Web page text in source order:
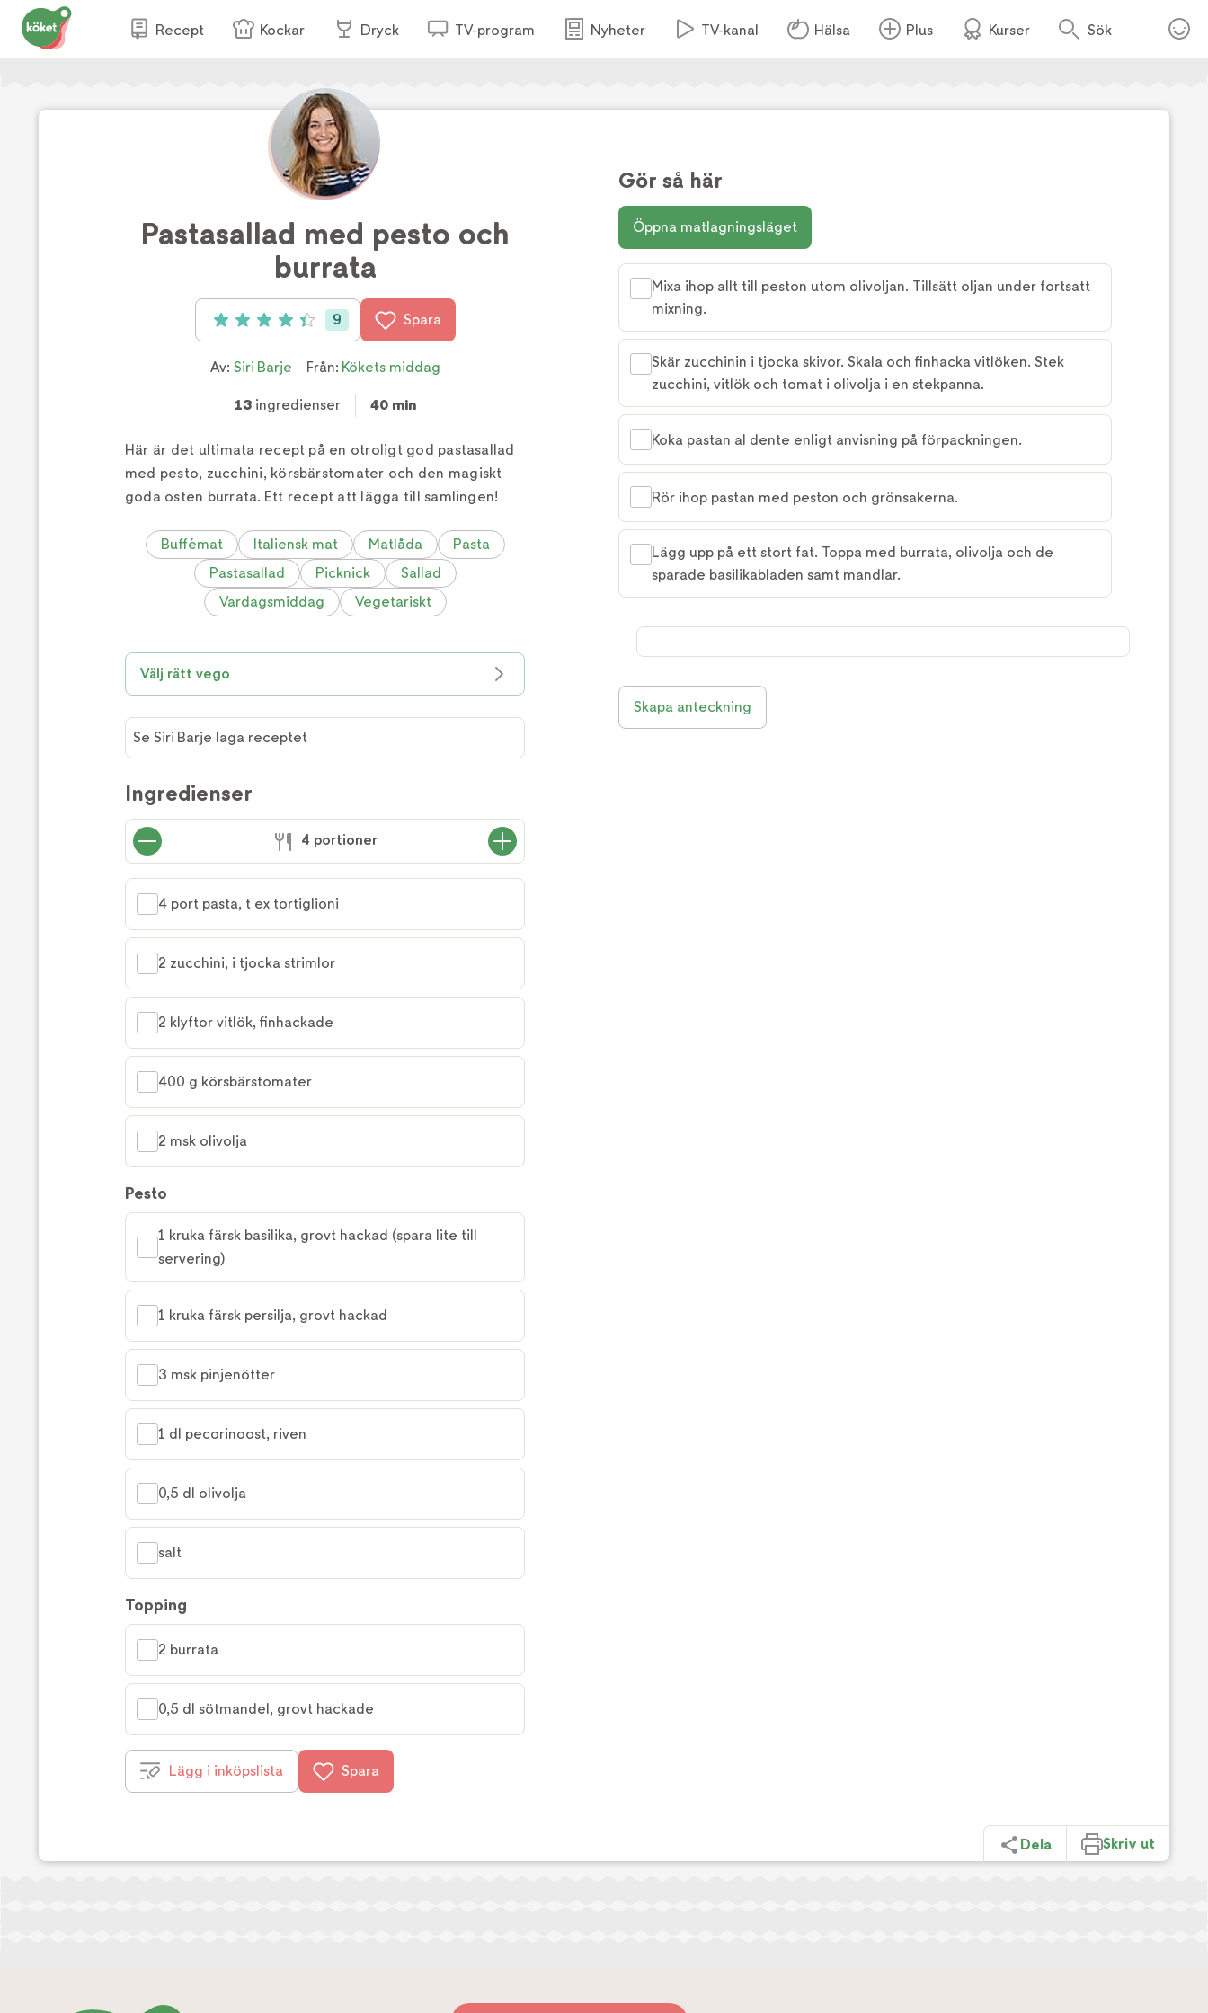
Recept Kockar Dryck TV-program Nyheter TV-kanal Hälsa Plus Kurser Sök
Foto:TV4
Pastasallad med pesto och
burrata
Betyg: 4.4 av 5 (9 röster)
9 Spara
Av: Siri Barje Från: Kökets middag
13ingredienser 40 min
Här är det ultimata recept på en otroligt god pastasallad
med pesto, zucchini, körsbärstomater och den magiskt
goda osten burrata. Ett recept att lägga till samlingen!
Buffémat Italiensk mat Matlåda
Pasta
Pastasallad
Picknick
Sallad
Vardagsmiddag
Vegetariskt
Välj rätt vego
Barje
laga
receptet
Se Siri Barje laga receptet
Ingredienser
4 portioner
4 port pasta, t ex tortiglioni
2 zucchini, i tjocka strimlor
2 klyftor vitlök, finhackade
400 g körsbärstomater
2 msk olivolja
Pesto
1 kruka färsk basilika, grovt hackad (spara lite till
servering)
1 kruka färsk persilja, grovt hackad
3 msk pinjenötter
1 dl pecorinoost, riven
0,5 dl olivolja
salt
Topping
2 burrata
0,5 dl sötmandel, grovt hackade
Lägg i inköpslista Spara
Gör så här
Öppna matlagningsläget
Mixa ihop allt till peston utom olivoljan. Tillsätt oljan under fortsatt
mixning.
Skär zucchinin i tjocka skivor. Skala och finhacka vitlöken. Stek
zucchini, vitlök och tomat i olivolja i en stekpanna.
Koka pastan al dente enligt anvisning på förpackningen.
Rör ihop pastan med peston och grönsakerna.
Lägg upp på ett stort fat. Toppa med burrata, olivolja och de
sparade basilikabladen samt mandlar.
Skapa anteckning
Dela Skriv ut